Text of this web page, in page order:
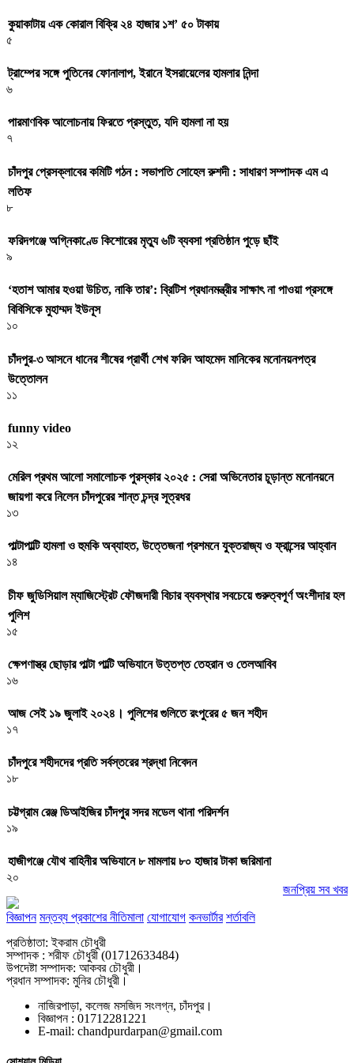
কুয়াকাটায় এক কোরাল বিক্রি ২৪ হাজার ১শ’ ৫০ টাকায়
৫
ট্রাম্পের সঙ্গে পুতিনের ফোনালাপ, ইরানে ইসরায়েলের হামলার নিন্দা
৬
পারমাণবিক আলোচনায় ফিরতে প্রস্তুত, যদি হামলা না হয়
৭
চাঁদপুর প্রেসক্লাবের কমিটি গঠন : সভাপতি সোহেল রুশদী : সাধারণ সম্পাদক এম এ
লতিফ
৮
ফরিদগঞ্জে অগ্নিকাণ্ডে কিশোরের মৃত্যু ৬টি ব্যবসা প্রতিষ্ঠান পুড়ে ছাঁই
৯
‘হতাশ আমার হওয়া উচিত, নাকি তার’: ব্রিটিশ প্রধানমন্ত্রীর সাক্ষাৎ না পাওয়া প্রসঙ্গে
বিবিসিকে মুহাম্মদ ইউনূস
১০
চাঁদপুর-৩ আসনে ধানের শীষের প্রার্থী শেখ ফরিদ আহমেদ মানিকের মনোনয়নপত্র
উত্তোলন
১১
funny video
১২
মেরিল প্রথম আলো সমালোচক পুরস্কার ২০২৫ : সেরা অভিনেতার চূড়ান্ত মনোনয়নে
জায়গা করে নিলেন চাঁদপুরের শান্ত চন্দ্র সূত্রধর
১৩
পাল্টাপাল্টি হামলা ও হুমকি অব্যাহত, উত্তেজনা প্রশমনে যুক্তরাজ্য ও ফ্রান্সের আহ্বান
১৪
চীফ জুডিসিয়াল ম্যাজিস্ট্রেট ফৌজদারী বিচার ব্যবস্থার সবচেয়ে গুরুত্বপূর্ণ অংশীদার হল
পুলিশ
১৫
ক্ষেপণাস্ত্র ছোড়ার পাল্টা পাল্টি অভিযানে উত্তপ্ত তেহরান ও তেলআবিব
১৬
আজ সেই ১৯ জুলাই ২০২৪। পুলিশের গুলিতে রংপুরের ৫ জন শহীদ
১৭
চাঁদপুরে শহীদদের প্রতি সর্বস্তরের শ্রদ্ধা নিবেদন
১৮
চট্টগ্রাম রেঞ্জ ডিআইজির চাঁদপুর সদর মডেল থানা পরিদর্শন
১৯
হাজীগঞ্জে যৌথ বাহিনীর অভিযানে ৮ মামলায় ৮০ হাজার টাকা জরিমানা
২০
জনপ্রিয় সব খবর
বিজ্ঞাপন মন্তব্য প্রকাশের নীতিমালা যোগাযোগ কনভার্টার শর্তাবলি
প্রতিষ্ঠাতা: ইকরাম চৌধুরী
সম্পাদক : শরীফ চৌধুরী (01712633484)
উপদেষ্টা সম্পাদক: আকবর চৌধুরী।
প্রধান সম্পাদক: মুনির চৌধুরী।
নাজিরপাড়া, কলেজ মসজিদ সংলগ্ন, চাঁদপুর।
‎বিজ্ঞাপন : 01712281221
‎E-mail: chandpurdarpan@gmail.com